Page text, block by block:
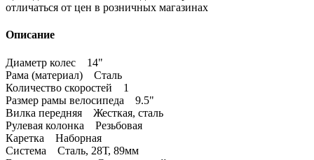
отличаться от цен в розничных магазинах
Описание
Диаметр колес 14"
Рама (материал) Сталь
Количество скоростей 1
Размер рамы велосипеда 9.5"
Вилка передняя Жесткая, сталь
Рулевая колонка Резьбовая
Каретка Наборная
Система Сталь, 28Т, 89мм